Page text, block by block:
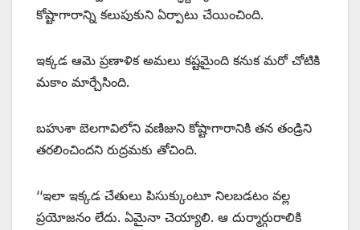
కోష్టాగారాన్ని కలుపుకుని ఏర్పాటు చేయించింది.
ఇక్కడ ఆమె ప్రణాళిక అమలు కష్టమైంది కనుక మరో చోటికి
మకాం మార్చేసింది.
బహుశా బెలగావిలోని వణిజుని కోష్టాగారానికి తన తండ్రిని
తరలించిందని రుద్రమకు తోచింది.
‘‘ఇలా ఇక్కడ చేతులు పిసుక్కుంటూ నిలబడటం వల్ల
ప్రయోజనం లేదు. ఏమైనా చెయ్యాలి. ఆ దుర్మార్గురాలికి